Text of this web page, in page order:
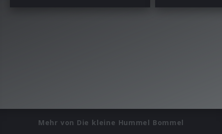
Mehr von Die kleine Hummel Bommel